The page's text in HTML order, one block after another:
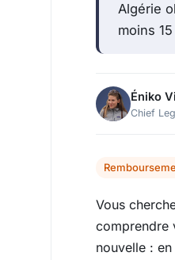
Algérie
moins
Éniko
Chief
Vous
comprendre
nouvelle :